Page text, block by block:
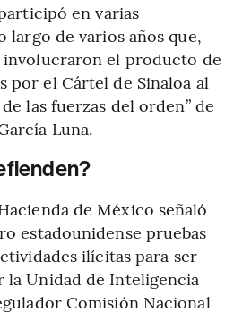
en varias
largo de varios años que,
involucraron el producto de
por el Cártel de Sinaloa al
las fuerzas del orden” de
Luna.
de México señaló
estadounidense pruebas
ilícitas para ser
la Unidad de Inteligencia
Comisión Nacional